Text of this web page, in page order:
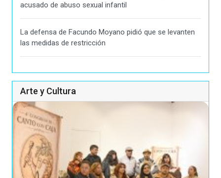
acusado de abuso sexual infantil
La defensa de Facundo Moyano pidió que se levanten
las medidas de restricción
Arte y Cultura